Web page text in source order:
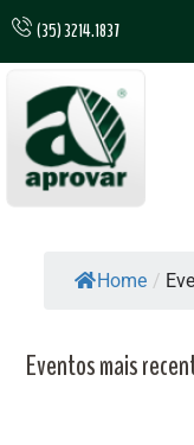
(35) 3214.1837
Home /
Eventos mais